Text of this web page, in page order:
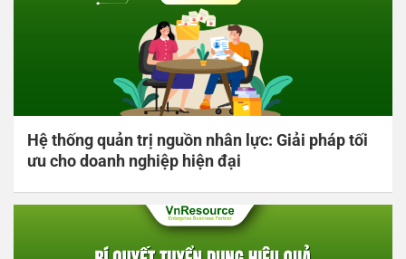
Hệ thống quản trị nguồn nhân lực: Giải pháp tối
ưu cho doanh nghiệp hiện đại